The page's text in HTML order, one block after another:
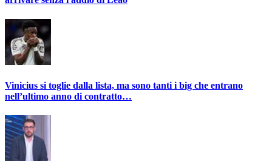
Vinicius si toglie dalla lista, ma sono tanti i big che entrano
nell’ultimo anno di contratto…